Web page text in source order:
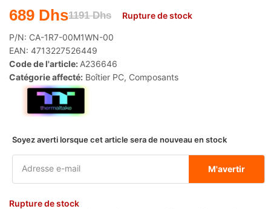
1191Dhs
689 Dhs Rupture de stock
P/N: CA-1R7-00M1WN-00
EAN: 4713227526449
Code de l'article: A236646
Catégorie affecté: Boîtier PC, Composants
Soyez averti lorsque cet article sera de nouveau en stock
M'avertir
Rupture de stock